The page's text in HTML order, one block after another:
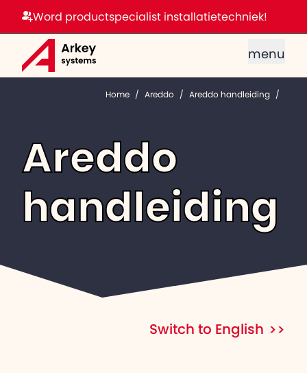
Word productspecialist installatietechniek!
menu
Home / Areddo / Areddo handleiding /
Areddo
handleiding
Switch to English